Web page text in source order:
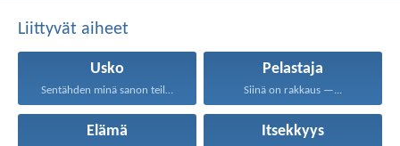
Liittyvät aiheet
Usko
Sentähden minä sanon teille...
Pelastaja
Siinä on rakkaus —...
Elämä Itsekkyys